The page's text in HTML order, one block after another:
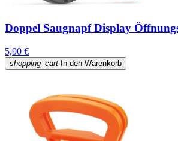
Doppel Saugnapf Display
5,90 €
shopping_cart In den Warenkorb